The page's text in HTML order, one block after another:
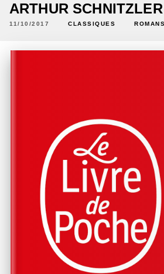
ARTHUR SCHNITZLER
11/10/2017 CLASSIQUES